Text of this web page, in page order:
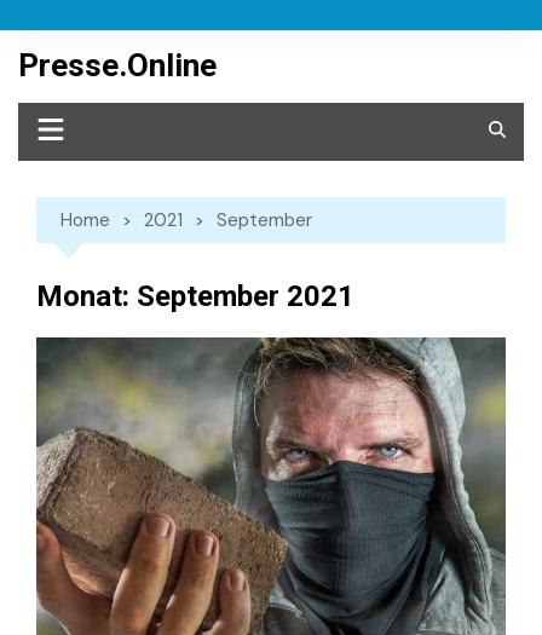
content
Presse.Online
Home 2021 September
Monat: September 2021